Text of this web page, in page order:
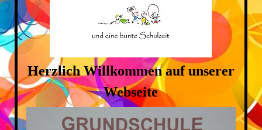
Herzlich Willkommen auf unserer
Webseite